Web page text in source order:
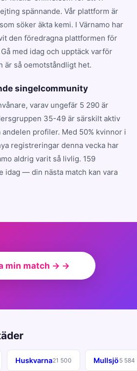
spännande. Vår plattform är
söker äkta kemi. I Värnamo har
den föredragna plattformen för
med idag och upptäck varför
är så oemotståndligt het.
singelcommunity
varav ungefär 5 290 är
35-49 är särskilt aktiv
profiler. Med 50% kvinnor i
registreringar denna vecka har
aldrig varit så livlig. 159
idag — din nästa match kan vara
min match → →
Huskvarna21 500 Mullsjö 5 584